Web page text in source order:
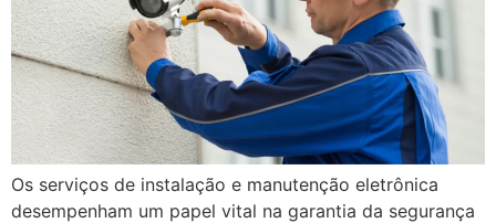
Os serviços de instalação e manutenção eletrônica
desempenham um papel vital na garantia da segurança